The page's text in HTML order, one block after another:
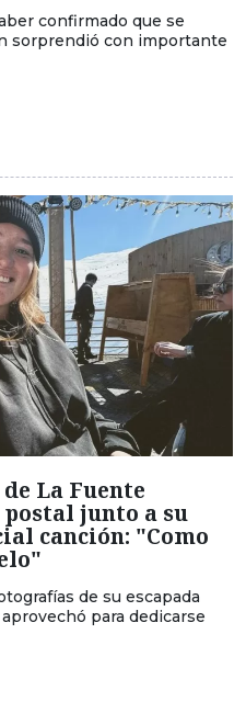
confirmado que se
sorprendió con importante
La Fuente
junto a su
canción: "Como
de su escapada
para dedicarse